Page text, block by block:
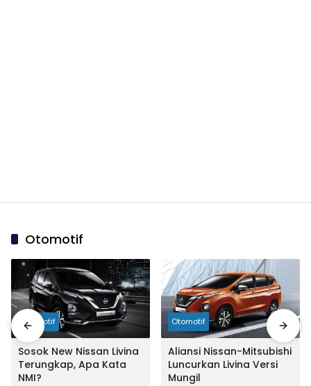
Otomotif
Otomotif
Sosok New Nissan Livina
Terungkap, Apa Kata
NMI?
Otomotif
Aliansi Nissan-Mitsubishi
Luncurkan Livina Versi
Mungil